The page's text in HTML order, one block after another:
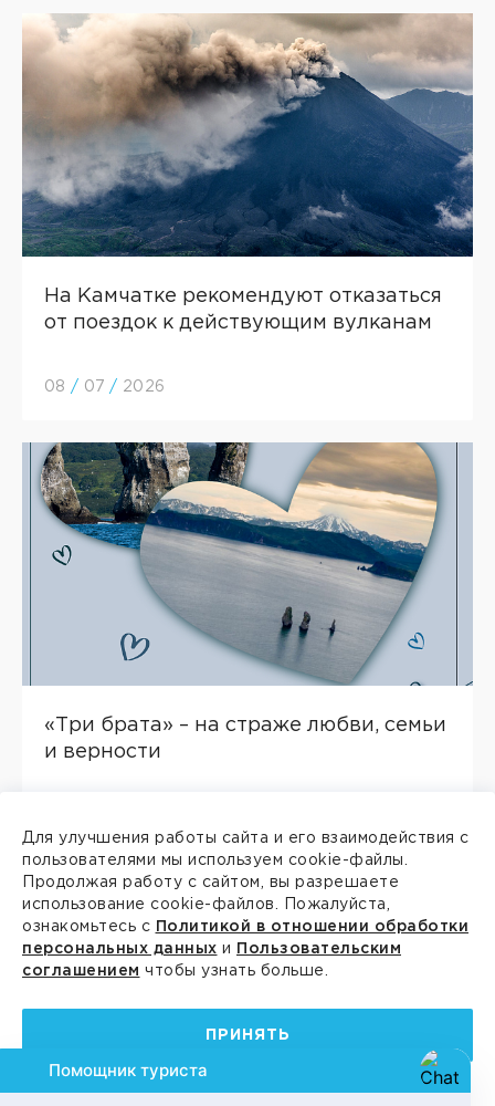
На Камчатке рекомендуют отказаться
от поездок к действующим вулканам
08 / 07 / 2026
«Три брата» – на страже любви, семьи
и верности
Для улучшения работы сайта и его взаимодействия с
пользователями мы используем cookie-файлы.
Продолжая работу с сайтом, вы разрешаете
использование cookie-файлов. Пожалуйста,
ознакомьтесь с Политикой в отношении обработки
персональных данных и
Пользовательским
соглашением чтобы узнать больше.
ПРИНЯТЬ